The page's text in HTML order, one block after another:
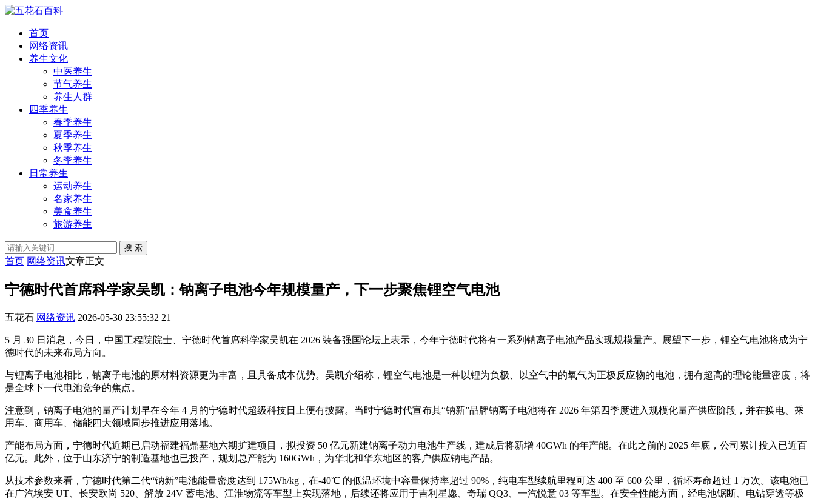
首页
网络资讯
养生文化
中医养生
节气养生
养生人群
四季养生
春季养生
夏季养生
秋季养生
冬季养生
日常养生
运动养生
名家养生
美食养生
旅游养生
搜 索
首页 网络资讯文章正文
宁德时代首席科学家吴凯：钠离子电池今年规模量产，下一步聚焦锂空气电池
五花石 网络资讯 2026-05-30 23:55:32 21
5 月 30 日消息，今日，中国工程院院士、宁德时代首席科学家吴凯在 2026 装备强国论坛上表示，今年宁德时代将有一系列钠离子电池产品实现规模量产。展望下一步，锂空气电池将成为宁
德时代的未来布局方向。
与锂离子电池相比，钠离子电池的原材料资源更为丰富，且具备成本优势。吴凯介绍称，锂空气电池是一种以锂为负极、以空气中的氧气为正极反应物的电池，拥有超高的理论能量密度，将
是全球下一代电池竞争的焦点。
注意到，钠离子电池的量产计划早在今年 4 月的宁德时代超级科技日上便有披露。当时宁德时代宣布其“钠新”品牌钠离子电池将在 2026 年第四季度进入规模化量产供应阶段，并在换电、乘
用车、商用车、储能四大领域同步推进应用落地。
产能布局方面，宁德时代近期已启动福建福鼎基地六期扩建项目，拟投资 50 亿元新建钠离子动力电池生产线，建成后将新增 40GWh 的年产能。在此之前的 2025 年底，公司累计投入已近百
亿元。此外，位于山东济宁的制造基地也已投产，规划总产能为 160GWh，为华北和华东地区的客户供应钠电产品。
从技术参数来看，宁德时代第二代“钠新”电池能量密度达到 175Wh/kg，在-40℃ 的低温环境中容量保持率超过 90%，纯电车型续航里程可达 400 至 600 公里，循环寿命超过 1 万次。该电池已
在广汽埃安 UT、长安欧尚 520、解放 24V 蓄电池、江淮物流等车型上实现落地，后续还将应用于吉利星愿、奇瑞 QQ3、一汽悦意 03 等车型。在安全性能方面，经电池锯断、电钻穿透等极